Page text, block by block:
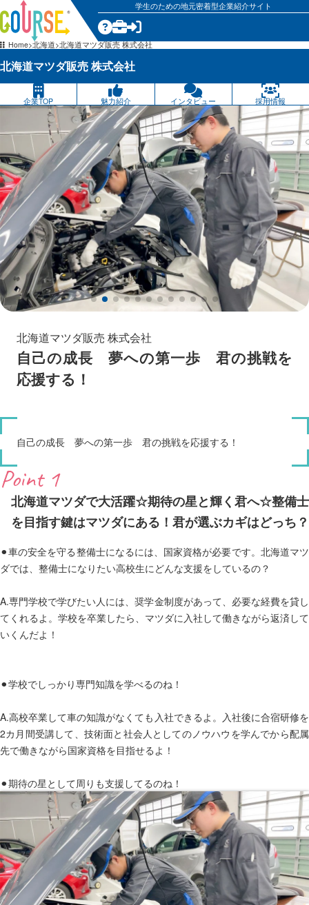
学生のための地元密着型企業紹介サイト
Home 北海道 北海道マツダ販売 株式会社
北海道マツダ販売 株式会社
企業TOP 魅力紹介 インタビュー 採用情報
北海道マツダ販売 株式会社
自己の成長 夢への第一歩 君の挑戦を
応援する！
自己の成長 夢への第一歩 君の挑戦を応援する！
Point 1
北海道マツダで大活躍☆期待の星と輝く君へ☆整備士
を目指す鍵はマツダにある！君が選ぶカギはどっち？
⚫︎車の安全を守る整備士になるには、国家資格が必要です。北海道マツ
ダでは、整備士になりたい高校生にどんな支援をしているの？
A.専門学校で学びたい人には、奨学金制度があって、必要な経費を貸し
てくれるよ。学校を卒業したら、マツダに入社して働きながら返済して
いくんだよ！
⚫︎学校でしっかり専門知識を学べるのね！
A.高校卒業して車の知識がなくても入社できるよ。入社後に合宿研修を
2カ月間受講して、技術面と社会人としてのノウハウを学んでから配属
先で働きながら国家資格を目指せるよ！
⚫︎期待の星として周りも支援してるのね！